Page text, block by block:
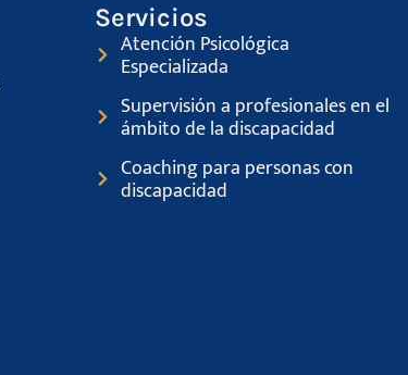
Servicios
Atención Psicológica
Especializada
Supervisión a profesionales en el
ámbito de la discapacidad
Coaching para personas con
discapacidad